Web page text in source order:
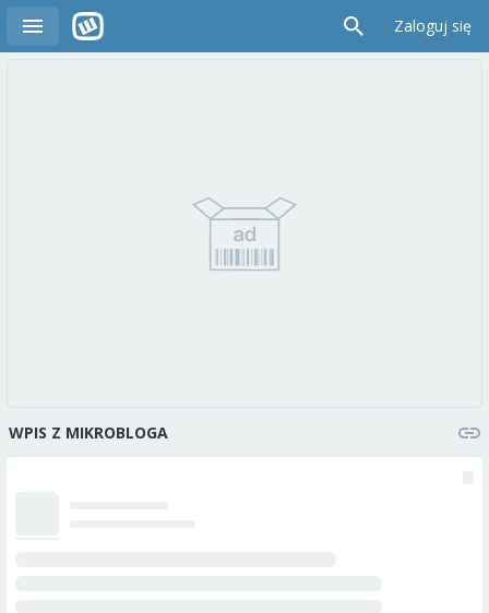
Zaloguj się
WPIS Z MIKROBLOGA